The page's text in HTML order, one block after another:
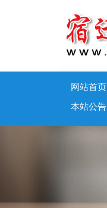
网站首页
本站公告